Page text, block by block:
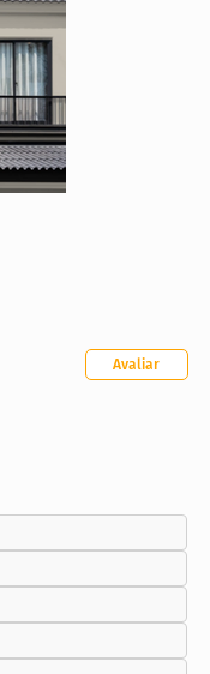
Avaliar